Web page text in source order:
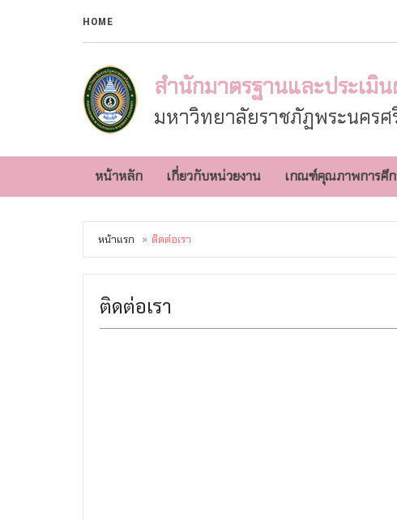
HOME
สำนักมาตรฐานและประเมิ
มหาวิทยาลัยราชภัฏพระนครศ
หน้าหลัก เกี่ยวกับหน่วยงาน เกณฑ์คุณภาพการศึ
หน้าแรก ติดต่อเรา
ติดต่อเรา